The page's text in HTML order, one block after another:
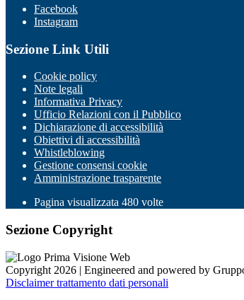
Facebook
Instagram
Sezione Link Utili
Cookie policy
Note legali
Informativa Privacy
Ufficio Relazioni con il Pubblico
Dichiarazione di accessibilità
Obiettivi di accessibilità
Whistleblowing
Gestione consensi cookie
Amministrazione trasparente
Pagina visualizzata 480 volte
Sezione Copyright
Copyright 2026 | Engineered and powered by
Disclaimer trattamento dati personali